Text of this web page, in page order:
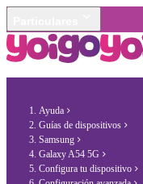
Ayuda
Guías de dispositivos
Samsung
Galaxy A54 5G
Configura tu dispositivo